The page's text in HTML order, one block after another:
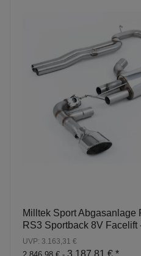
Milltek Sport Abgasanlage
RS3 Sportback 8V Facelift
UVP: 3.163,31 €
2.846,98 € - 3.187,81 € *